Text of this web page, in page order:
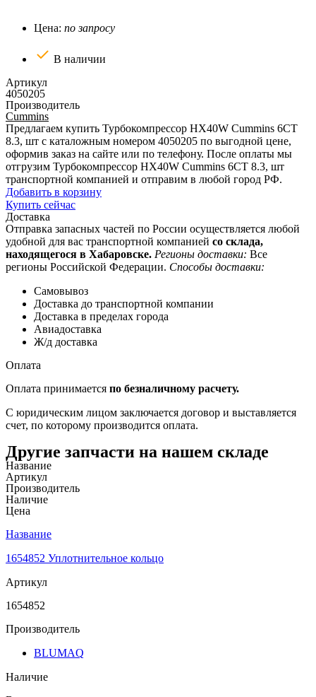
Цена: по запросу
В наличии
Артикул
4050205
Производитель
Cummins
Предлагаем купить Турбокомпрессор HX40W Cummins 6CT
8.3, шт с каталожным номером 4050205 по выгодной цене,
оформив заказ на сайте или по телефону. После оплаты мы
отгрузим Турбокомпрессор HX40W Cummins 6CT 8.3, шт
транспортной компанией и отправим в любой город РФ.
Добавить в корзину
Купить сейчас
Доставка
Отправка запасных частей по России осуществляется любой
удобной для вас транспортной компанией со склада,
находящегося в Хабаровске. Регионы доставки: Все
регионы Российской Федерации. Способы доставки:
Самовывоз
Доставка до транспортной компании
Доставка в пределах города
Авиадоставка
Ж/д доставка
Оплата
Оплата принимается по безналичному расчету.
С юридическим лицом заключается договор и выставляется
счет, по которому производится оплата.
Другие запчасти на нашем складе
Название
Артикул
Производитель
Наличие
Цена
Название
1654852 Уплотнительное кольцо
Артикул
1654852
Производитель
BLUMAQ
Наличие